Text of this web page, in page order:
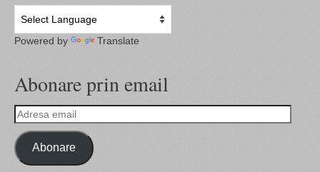
Powered by Translate
Abonare prin email
Adresa
email
Abonare